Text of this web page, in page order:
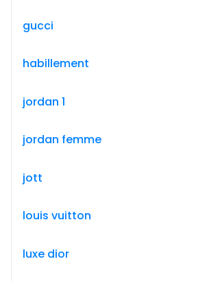
gucci
habillement
jordan 1
jordan femme
jott
louis vuitton
luxe dior